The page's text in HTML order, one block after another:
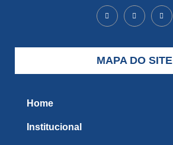
MAPA DO SITE
Home
Institucional